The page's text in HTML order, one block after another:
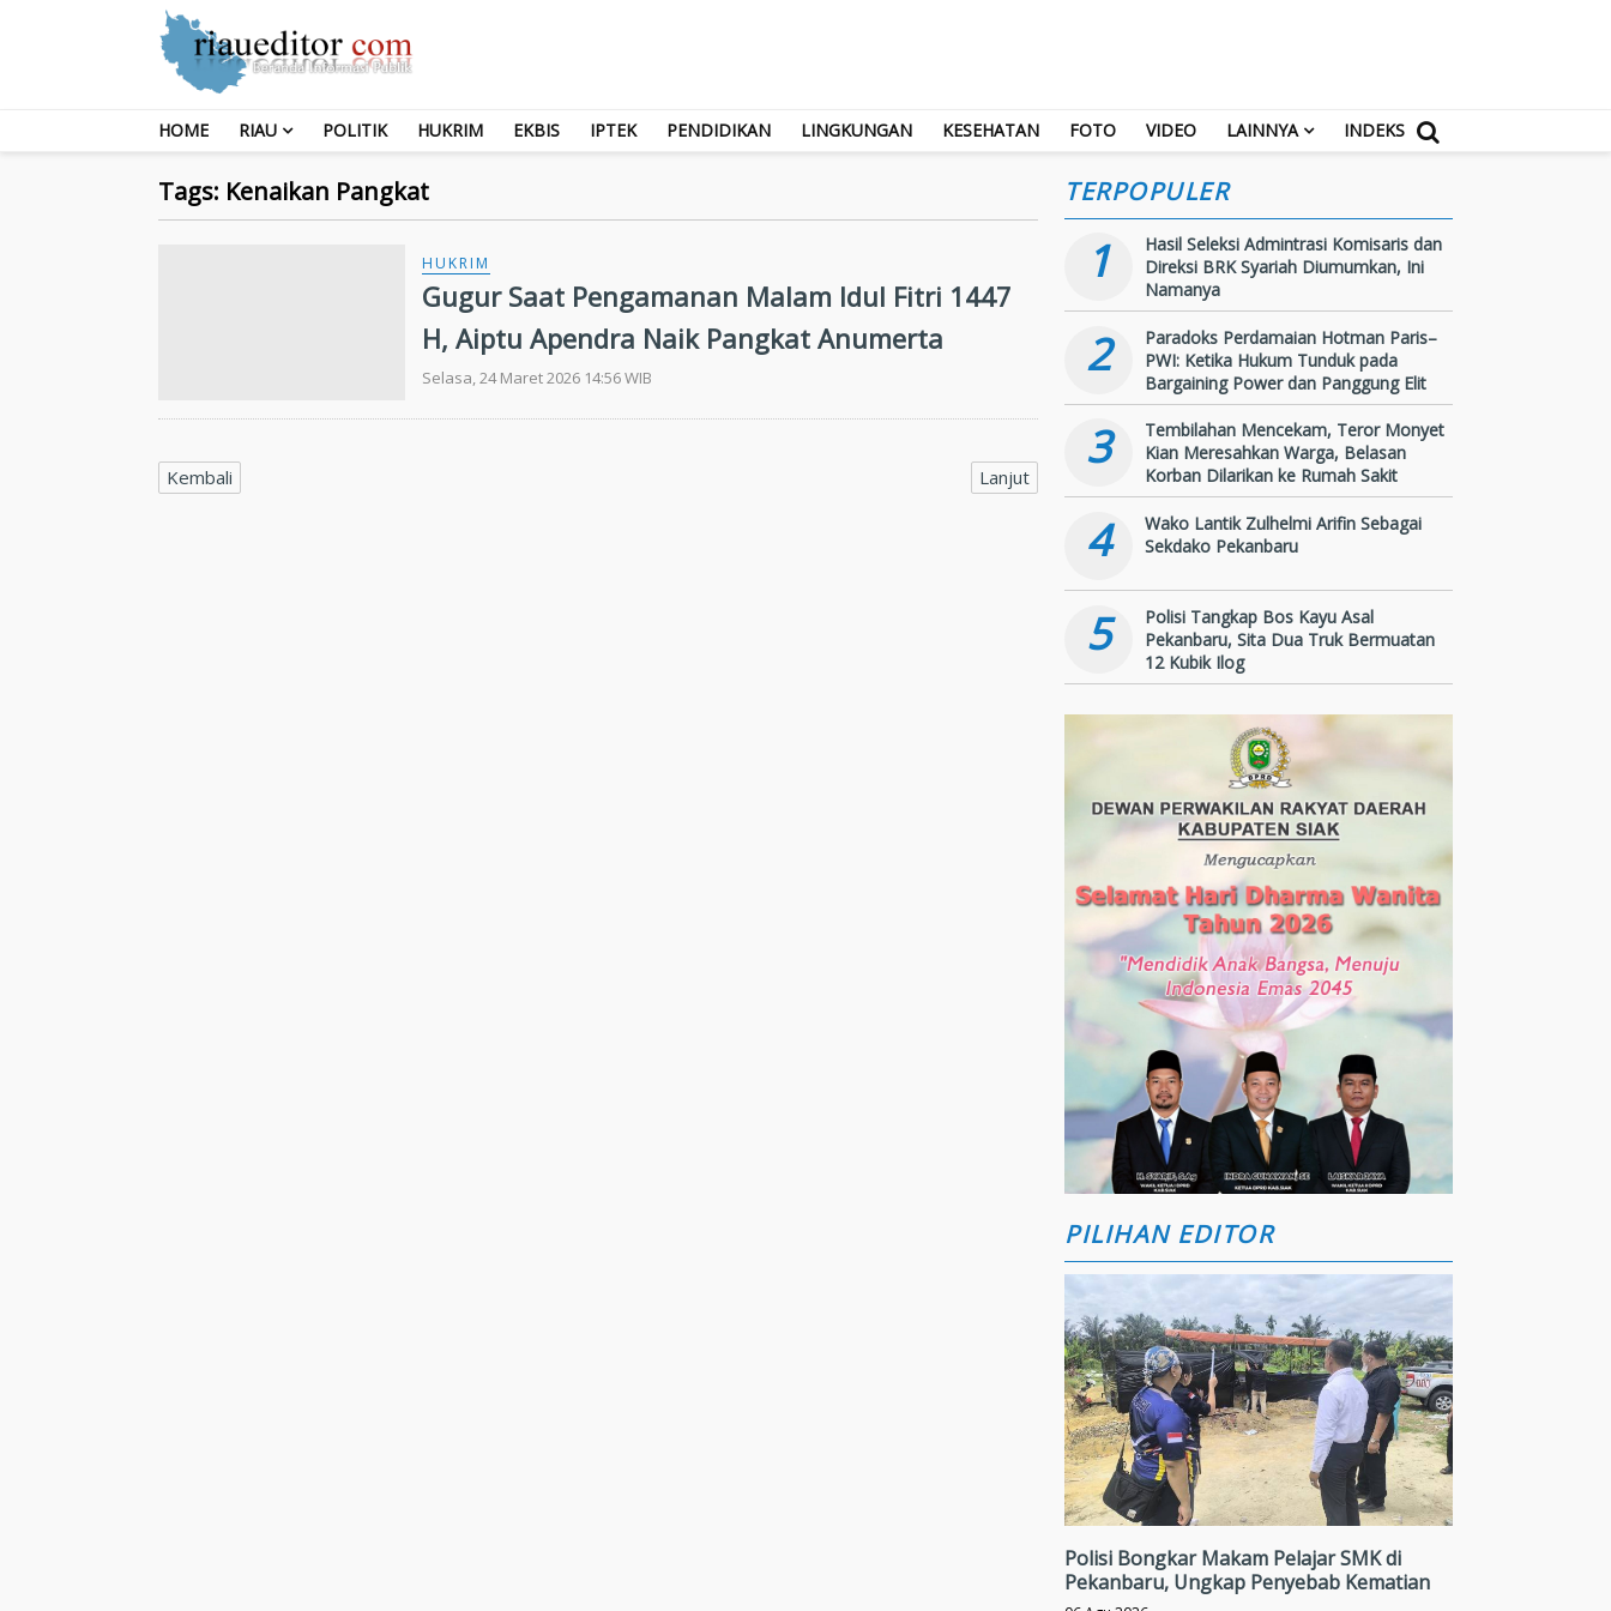
HOME RIAU POLITIK HUKRIM EKBIS IPTEK PENDIDIKAN LINGKUNGAN KESEHATAN FOTO VIDEO LAINNYA INDEKS
Tags: Kenaikan Pangkat
HUKRIM
Gugur Saat Pengamanan Malam Idul Fitri 1447
H, Aiptu Apendra Naik Pangkat Anumerta
Selasa, 24 Maret 2026 14:56 WIB
Kembali Lanjut
TERPOPULER
1
Hasil Seleksi Admintrasi Komisaris dan
Direksi BRK Syariah Diumumkan, Ini
Namanya
2
Paradoks Perdamaian Hotman Paris–
PWI: Ketika Hukum Tunduk pada
Bargaining Power dan Panggung Elit
3
Tembilahan Mencekam, Teror Monyet
Kian Meresahkan Warga, Belasan
Korban Dilarikan ke Rumah Sakit
4
Wako Lantik Zulhelmi Arifin Sebagai
Sekdako Pekanbaru
5
Polisi Tangkap Bos Kayu Asal
Pekanbaru, Sita Dua Truk Bermuatan
12 Kubik Ilog
PILIHAN EDITOR
Polisi Bongkar Makam Pelajar SMK di
Pekanbaru, Ungkap Penyebab Kematian